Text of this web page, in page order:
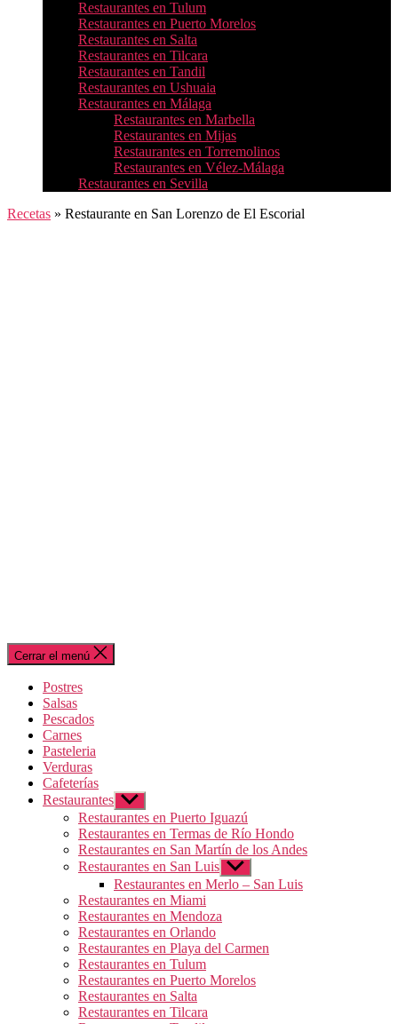
Restaurantes en Tulum
Restaurantes en Puerto Morelos
Restaurantes en Salta
Restaurantes en Tilcara
Restaurantes en Tandil
Restaurantes en Ushuaia
Restaurantes en Málaga
Restaurantes en Marbella
Restaurantes en Mijas
Restaurantes en Torremolinos
Restaurantes en Vélez-Málaga
Restaurantes en Sevilla
Recetas » Restaurante en San Lorenzo de El Escorial
Cerrar el menú
Postres
Salsas
Pescados
Carnes
Pasteleria
Verduras
Cafeterías
Restaurantes Mostrar
el
submenú
Restaurantes en Puerto Iguazú
Restaurantes en Termas de Río Hondo
Restaurantes en San Martín de los Andes
Restaurantes en San Luis Mostrar
el
submenú
Restaurantes en Merlo – San Luis
Restaurantes en Miami
Restaurantes en Mendoza
Restaurantes en Orlando
Restaurantes en Playa del Carmen
Restaurantes en Tulum
Restaurantes en Puerto Morelos
Restaurantes en Salta
Restaurantes en Tilcara